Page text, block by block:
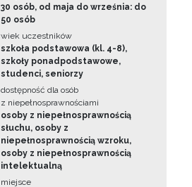
30 osób, od maja do września: do
50 osób
wiek uczestników
szkoła podstawowa (kl. 4-8),
szkoły ponadpodstawowe,
studenci, seniorzy
dostępność dla osób
z niepełnosprawnościami
osoby z niepełnosprawnością
słuchu, osoby z
niepełnosprawnością wzroku,
osoby z niepełnosprawnością
intelektualną
miejsce